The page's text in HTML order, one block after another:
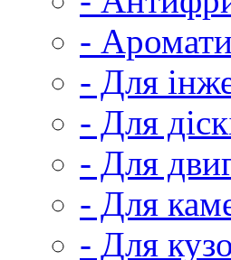
-
- Для
- Для
- Для
- Для
- Для